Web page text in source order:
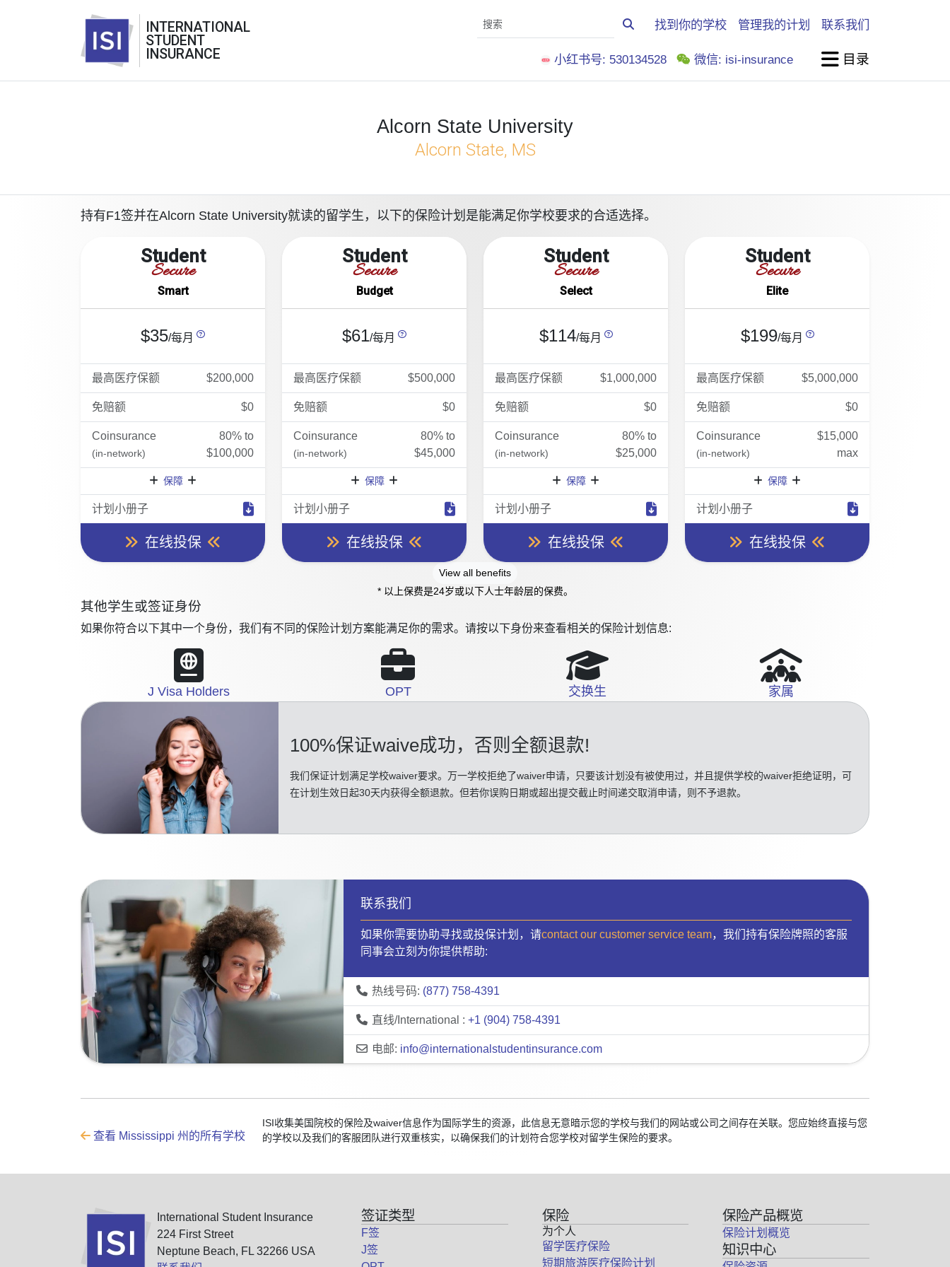
INTERNATIONAL
STUDENT
INSURANCE
找到你的学校 管理我的计划 联系我们
小红书号: 530134528 微信: isi-insurance 目录
Alcorn State University
Alcorn State, MS
持有F1签并在Alcorn State University就读的留学生，以下的保险计划是能满足你学校要求的合适选择。
Student
Secure
Smart
$35/每月
最高医疗保额 $200,000
免赔额 $0
Coinsurance
(in-network)
80% to
$100,000
保障
计划小册子
在线投保
Student
Secure
Budget
$61/每月
最高医疗保额 $500,000
免赔额 $0
Coinsurance
(in-network)
80% to
$45,000
保障
计划小册子
在线投保
Student
Secure
Select
$114/每月
最高医疗保额 $1,000,000
免赔额 $0
Coinsurance
(in-network)
80% to
$25,000
保障
计划小册子
在线投保
Student
Secure
Elite
$199/每月
最高医疗保额 $5,000,000
免赔额 $0
Coinsurance
(in-network)
$15,000
max
保障
计划小册子
在线投保
View all benefits
* 以上保费是24岁或以下人士年龄层的保费。
其他学生或签证身份
如果你符合以下其中一个身份，我们有不同的保险计划方案能满足你的需求。请按以下身份来查看相关的保险计划信息:
J Visa Holders OPT 交换生 家属
100%保证waive成功 ，否则全额退款!
我们保证计划满足学校waiver要求。万一学校拒绝了waiver申请，只要该计划没有被使用过，并且提供学校的waiver拒绝证明，可
在计划生效日起30天内获得全额退款。但若你误购日期或超出提交截止时间递交取消申请，则不予退款。
联系我们
如果你需要协助寻找或投保计划，请contact our customer service team，我们持有保险牌照的客服
同事会立刻为你提供帮助:
热线号码: (877) 758-4391
直线/International : +1 (904) 758-4391
电邮: info@internationalstudentinsurance.com
查看 Mississippi 州的所有学校
ISI收集美国院校的保险及waiver信息作为国际学生的资源，此信息无意暗示您的学校与我们的网站或公司之间存在关联。您应始终直接与您
的学校以及我们的客服团队进行双重核实，以确保我们的计划符合您学校对留学生保险的要求。
International Student Insurance
224 First Street
Neptune Beach, FL 32266 USA
签证类型
F签
J签
保险
为个人
留学医疗保险
短期旅游医疗保险计划
保险产品概览
保险计划概览
知识中心